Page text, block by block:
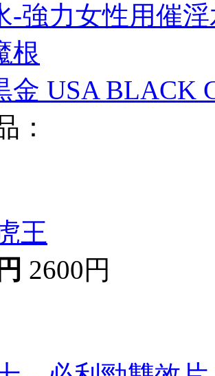
-強力女性用催
根
金 USA BLACK
：
王
2600円